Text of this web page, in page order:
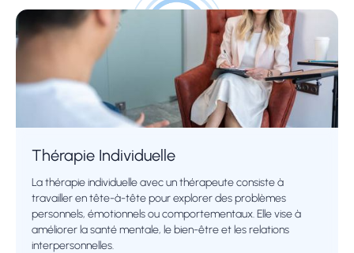
Thérapie Individuelle
La thérapie individuelle avec un thérapeute consiste à
travailler en tête-à-tête pour explorer des problèmes
personnels, émotionnels ou comportementaux. Elle vise à
améliorer la santé mentale, le bien-être et les relations
interpersonnelles.